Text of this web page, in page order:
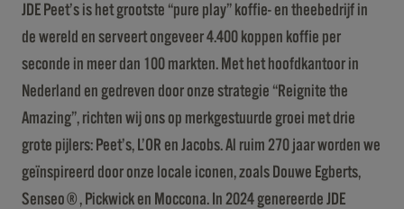
JDE Peet’s is het grootste “pure play” koffie- en theebedrijf in
de wereld en serveert ongeveer 4.400 koppen koffie per
seconde in meer dan 100 markten. Met het hoofdkantoor in
Nederland en gedreven door onze strategie “Reignite the
Amazing”, richten wij ons op merkgestuurde groei met drie
grote pijlers: Peet’s, L’OR en Jacobs. Al ruim 270 jaar worden we
geïnspireerd door onze locale iconen, zoals Douwe Egberts,
Senseo®, Pickwick en Moccona. In 2024 genereerde JDE